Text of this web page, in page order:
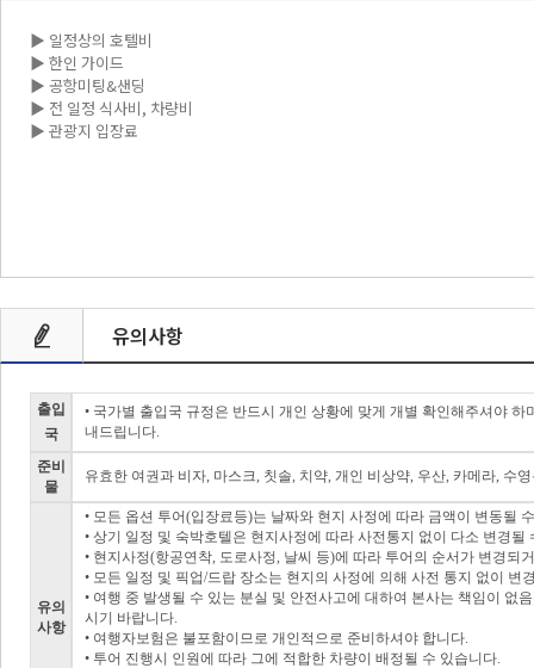
▶ 일정상의 호텔비
▶ 한인 가이드
▶ 공항미팅&샌딩
▶ 전 일정 식사비, 차량비
▶ 관광지 입장료
유의사항
출입
국
• 국가별 출입국 규정은 반드시 개인 상황에 맞게 개별 확인해주셔야
내드립니다.
준비
물
유효한 여권과 비자, 마스크, 칫솔, 치약, 개인 비상약, 우산, 카메라, 수
유의
사항
• 모든 옵션 투어(입장료등)는 날짜와 현지 사정에 따라 금액이 변동될
• 상기 일정 및 숙박호텔은 현지사정에 따라 사전통지 없이 다소 변경될
• 현지사정(항공연착, 도로사정, 날씨 등)에 따라 투어의 순서가 변경되
• 모든 일정 및 픽업/드랍 장소는 현지의 사정에 의해 사전 통지 없이 변
• 여행 중 발생될 수 있는 분실 및 안전사고에 대하여 본사는 책임이
시기 바랍니다.
• 여행자보험은 불포함이므로 개인적으로 준비하셔야 합니다.
• 투어 진행시 인원에 따라 그에 적합한 차량이 배정될 수 있습니다.